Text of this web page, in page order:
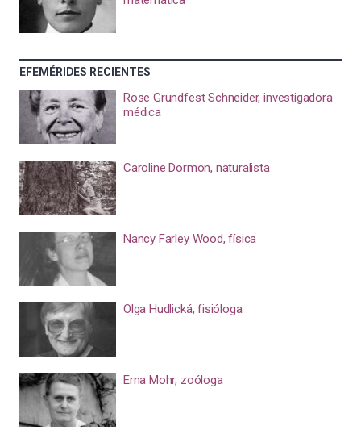
EFEMÉRIDES RECIENTES
Rose Grundfest Schneider, investigadora
médica
Caroline Dormon, naturalista
Nancy Farley Wood, física
Olga Hudlická, fisióloga
Erna Mohr, zoóloga